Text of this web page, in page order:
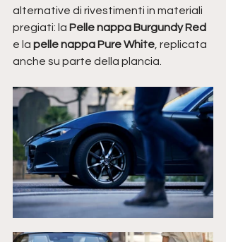
alternative di rivestimenti in materiali
pregiati: la Pelle nappa Burgundy Red
e la pelle nappa Pure White , replicata
anche su parte della plancia.